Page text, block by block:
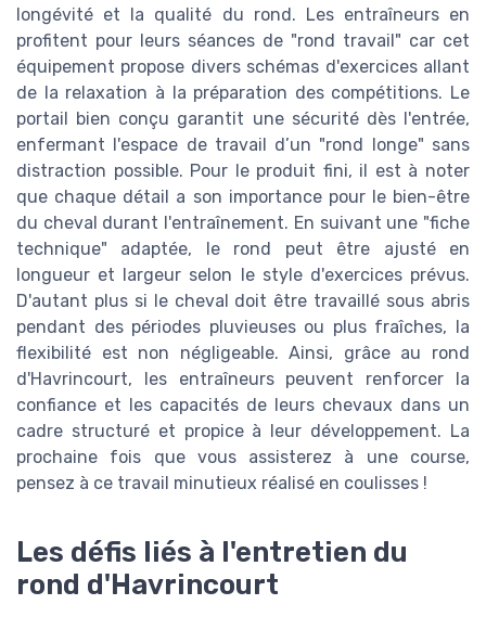
longévité et la qualité du rond. Les entraîneurs en
profitent pour leurs séances de "rond travail" car cet
équipement propose divers schémas d'exercices allant
de la relaxation à la préparation des compétitions. Le
portail bien conçu garantit une sécurité dès l'entrée,
enfermant l'espace de travail d’un "rond longe" sans
distraction possible. Pour le produit fini, il est à noter
que chaque détail a son importance pour le bien-être
du cheval durant l'entraînement. En suivant une "fiche
technique" adaptée, le rond peut être ajusté en
longueur et largeur selon le style d'exercices prévus.
D'autant plus si le cheval doit être travaillé sous abris
pendant des périodes pluvieuses ou plus fraîches, la
flexibilité est non négligeable. Ainsi, grâce au rond
d'Havrincourt, les entraîneurs peuvent renforcer la
confiance et les capacités de leurs chevaux dans un
cadre structuré et propice à leur développement. La
prochaine fois que vous assisterez à une course,
pensez à ce travail minutieux réalisé en coulisses !
Les défis liés à l'entretien du
rond d'Havrincourt